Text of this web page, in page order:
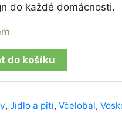
do každé domácnosti.
do košíku
, Jídlo a pití, Včelobal,